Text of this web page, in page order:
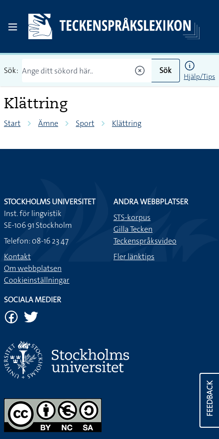
Sök: Sök
Hjälp/Tips
Klättring
Start Ämne Sport Klättring
FEEDBACK
STOCKHOLMS UNIVERSITET
Inst. för lingvistik
SE-106 91 Stockholm
Telefon: 08-16 23 47
Kontakt
Om webbplatsen
Cookieinställningar
ANDRA WEBBPLATSER
STS-korpus
Gilla Tecken
Teckenspråksvideo
Fler länktips
SOCIALA MEDIER